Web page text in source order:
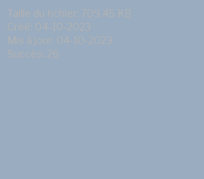
Taille du fichier: 709.45 KB
Créé: 04-10-2023
Mis à jour: 04-10-2023
Succès: 26